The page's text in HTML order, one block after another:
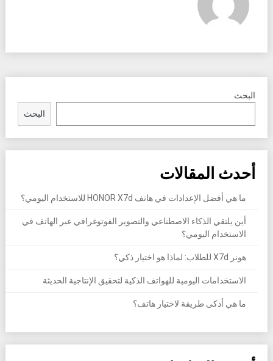
البحث
البحث
أحدث المقالات
ما هي أفضل الإعدادات في هاتف HONOR X7d للاستخدام اليومي؟
أين يلتقي الذكاء الاصطناعي والتصوير الفوتوغرافي عبر الهاتف في
الاستخدام اليومي؟
هونر X7d للطلاب: لماذا هو اختيار ذكي؟
الاستخدامات اليومية للهواتف الذكية لتحقيق الإنتاجية الحديثة
ما هي أذكى طريقة لاختيار هاتف؟